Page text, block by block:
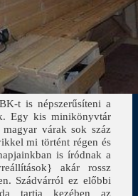
t is népszerűsíteni a
Egy kis minikönyvtár
várak sok száz
mi történt régen és
is íródnak a
akár rossz
Szádvárról ez előbbi
tartja kezében az